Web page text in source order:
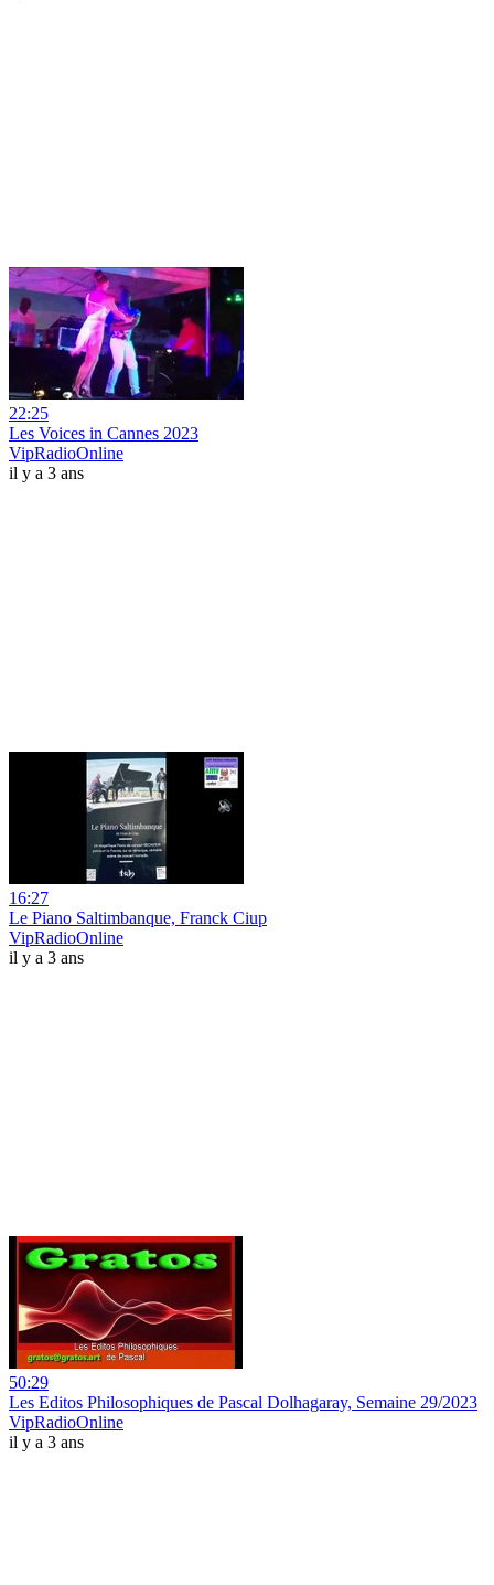
22:25
Les Voices in Cannes 2023
VipRadioOnline
il y a 3 ans
16:27
Le Piano Saltimbanque, Franck Ciup
VipRadioOnline
il y a 3 ans
50:29
Les Editos Philosophiques de Pascal Dolhagaray, Semaine 29/2023
VipRadioOnline
il y a 3 ans